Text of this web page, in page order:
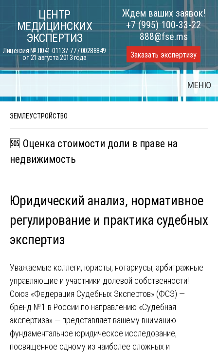
content
ЦЕНТР
МЕДИЦИНСКИХ
ЭКСПЕРТИЗ
Лицензия № Л041-01137-77 / 00288849
от 21 августа 2013 года
Ждем ваших заявок!
+7 (995) 100-33-22
888@fse.ms
Заказать экспертизу
МЕНЮ
ЗЕМЛЕУСТРОЙСТВО
🆘 Оценка стоимости доли в праве на
недвижимость
Юридический анализ, нормативное
регулирование и практика судебных
экспертиз
Уважаемые коллеги, юристы, нотариусы, арбитражные
управляющие и участники долевой собственности!
Союз «Федерация Судебных Экспертов» (ФСЭ) —
бренд №1 в России по направлению «Судебная
экспертиза» — представляет вашему вниманию
фундаментальное юридическое исследование,
посвященное одному из наиболее сложных и